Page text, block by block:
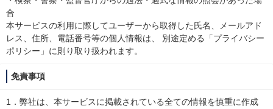
合
本サービスの利用に際してユーザーから取得した氏名、メールアド
レス、住所、電話番号等の個人情報は、 別途定める「プライバシー
ポリシー」に則り取り扱われます。
免責事項
1．弊社は、本サービスに掲載されている全ての情報を慎重に作成